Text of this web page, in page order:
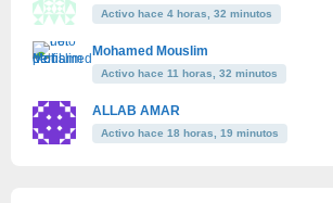
Activo hace 4 horas, 32 minutos
Mohamed Mouslim
Activo hace 11 horas, 32 minutos
ALLAB AMAR
Activo hace 18 horas, 19 minutos